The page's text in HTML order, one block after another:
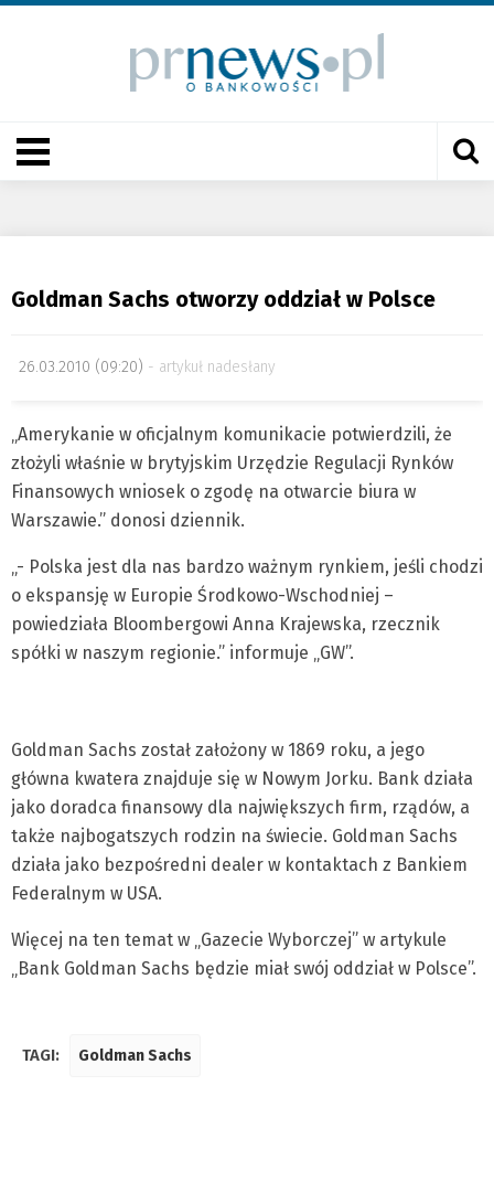
Goldman Sachs otworzy oddział w Polsce
26.03.2010 (09:20) artykuł nadesłany
„Amerykanie w oficjalnym komunikacie potwierdzili, że
złożyli właśnie w brytyjskim Urzędzie Regulacji Rynków
Finansowych wniosek o zgodę na otwarcie biura w
Warszawie.” donosi dziennik.
„- Polska jest dla nas bardzo ważnym rynkiem, jeśli chodzi
o ekspansję w Europie Środkowo-Wschodniej –
powiedziała Bloombergowi Anna Krajewska, rzecznik
spółki w naszym regionie.” informuje „GW”.
Goldman Sachs został założony w 1869 roku, a jego
główna kwatera znajduje się w Nowym Jorku. Bank działa
jako doradca finansowy dla największych firm, rządów, a
także najbogatszych rodzin na świecie. Goldman Sachs
działa jako bezpośredni dealer w kontaktach z Bankiem
Federalnym w USA.
Więcej na ten temat w „Gazecie Wyborczej” w artykule
„Bank Goldman Sachs będzie miał swój oddział w Polsce”.
TAGI: Goldman Sachs